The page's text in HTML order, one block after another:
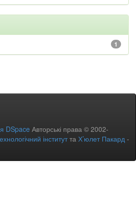
1
DSpace Авторські права © 2002-
інститутта Х’юлет Пакард -